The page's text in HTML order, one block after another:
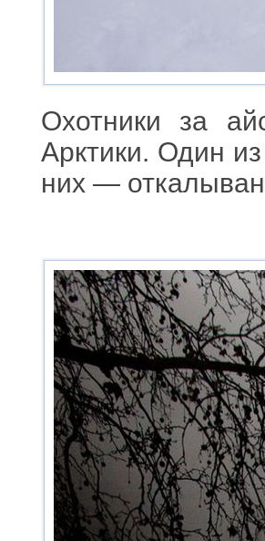
Охотники за
Арктики. Один
них —